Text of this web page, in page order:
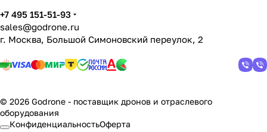
+7 495 151-51-93
sales@godrone.ru
г. Москва, Большой Симоновский переулок, 2
© 2026 Godrone - поставщик дронов и отраслевого
оборудования
КонфиденциальностьОферта